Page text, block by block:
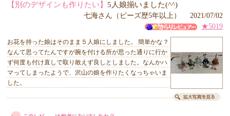
【別のデザインも作りたい】 5人娘揃いました(^^)
七海さん（ビーズ歴5年以上） 2021/07/02
★5019
お花を持った娘はそのまま５人娘にしました。 簡単かな？
なんて思ってたんですが腕を付ける所が思った通りに行か
ず何度も付け直しで取り敢えず良しとしました。なんかハ
マってしまったようで、沢山の娘を作りたくなっちゃいま
した。